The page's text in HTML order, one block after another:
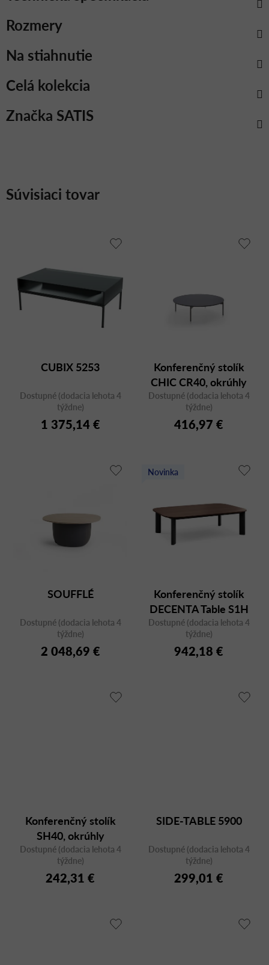
Na stiahnutie
Značka SATIS
Celá kolekcia
Rozmery
Súvisiaci tovar
CUBIX 5253
Dostupné (dodacia lehota 4
týždne)
1 375,14 €
Konferenčný stolík
CHIC CR40, okrúhly
Dostupné (dodacia lehota 4
týždne)
416,97 €
SOUFFLÉ
Dostupné (dodacia lehota 4
týždne)
2 048,69 €
Novinka
Konferenčný stolík
DECENTA Table S1H
Dostupné (dodacia lehota 4
týždne)
942,18 €
Konferenčný stolík
SH40, okrúhly
Dostupné (dodacia lehota 4
týždne)
242,31 €
SIDE-TABLE 5900
Dostupné (dodacia lehota 4
týždne)
299,01 €